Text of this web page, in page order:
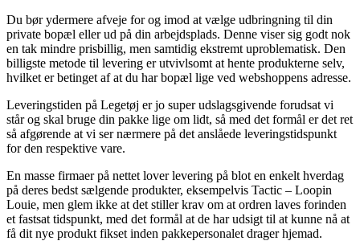
Du bør ydermere afveje for og imod at vælge udbringning til din
private bopæl eller ud på din arbejdsplads. Denne viser sig godt nok
en tak mindre prisbillig, men samtidig ekstremt uproblematisk. Den
billigste metode til levering er utvivlsomt at hente produkterne selv,
hvilket er betinget af at du har bopæl lige ved webshoppens adresse.
Leveringstiden på Legetøj er jo super udslagsgivende forudsat vi
står og skal bruge din pakke lige om lidt, så med det formål er det ret
så afgørende at vi ser nærmere på det anslåede leveringstidspunkt
for den respektive vare.
En masse firmaer på nettet lover levering på blot en enkelt hverdag
på deres bedst sælgende produkter, eksempelvis Tactic – Loopin
Louie, men glem ikke at det stiller krav om at ordren laves forinden
et fastsat tidspunkt, med det formål at de har udsigt til at kunne nå at
få dit nye produkt fikset inden pakkepersonalet drager hjemad.